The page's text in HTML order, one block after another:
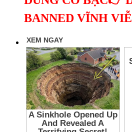
BANNED VĨNH